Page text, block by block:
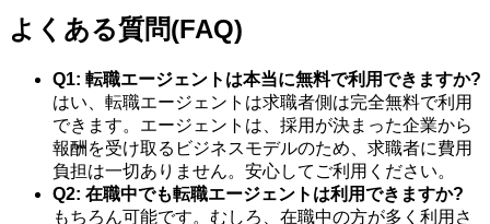
よくある質問(FAQ)
Q1: 転職エージェントは本当に無料で利用できますか?
はい、転職エージェントは求職者側は完全無料で利用
できます。エージェントは、採用が決まった企業から
報酬を受け取るビジネスモデルのため、求職者に費用
負担は一切ありません。安心してご利用ください。
Q2: 在職中でも転職エージェントは利用できますか?
もちろん可能です。むしろ、在職中の方が多く利用さ